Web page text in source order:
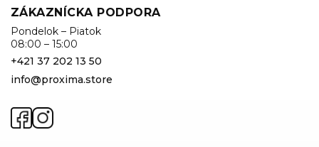
ZÁKAZNÍCKA PODPORA
Pondelok – Piatok
08:00 – 15:00
+421 37 202 13 50
info@proxima.store